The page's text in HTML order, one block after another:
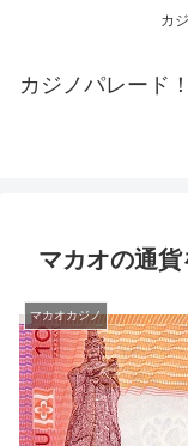
カ
カジノパレード
マカオの通
マカオカジノ